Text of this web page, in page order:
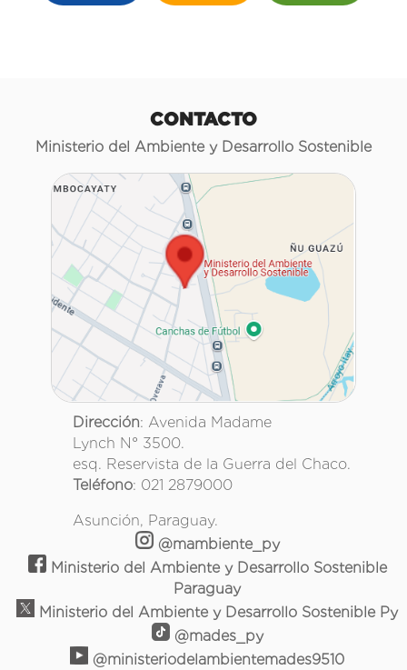
CONTACTO
Ministerio del Ambiente y Desarrollo Sostenible
Dirección: Avenida Madame
Lynch N° 3500.
esq. Reservista de la Guerra del Chaco.
Teléfono: 021 2879000
Asunción, Paraguay.
@mambiente_py
Ministerio del Ambiente y Desarrollo Sostenible
Paraguay
Ministerio del Ambiente y Desarrollo Sostenible Py
@mades_py
@ministeriodelambientemades9510